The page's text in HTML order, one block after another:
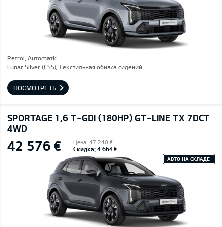
Petrol, Automatic
Lunar Silver (CSS), Текстильная обивка сидений
ПОСМОТРЕТЬ
SPORTAGE 1,6 T-GDI (180HP) GT-LINE TX 7DCT
4WD
42 576 € Цена: 47 240 €
Скидка: 4 664 €
АВТО НА СКЛАДЕ